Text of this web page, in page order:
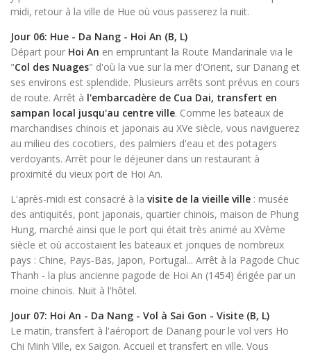
midi, retour à la ville de Hue où vous passerez la nuit.
Jour 06: Hue - Da Nang - Hoi An (B, L)
Départ pour Hoi An en empruntant la Route Mandarinale via le
"Col des Nuages" d'où la vue sur la mer d'Orient, sur Danang et
ses environs est splendide. Plusieurs arrêts sont prévus en cours
de route. Arrêt à l'embarcadère de Cua Dai, transfert en
sampan local jusqu'au centre ville. Comme les bateaux de
marchandises chinois et japonais au XVe siècle, vous naviguerez
au milieu des cocotiers, des palmiers d'eau et des potagers
verdoyants. Arrêt pour le déjeuner dans un restaurant à
proximité du vieux port de Hoi An.
L'après-midi est consacré à la visite de la vieille ville : musée
des antiquités, pont japonais, quartier chinois, maison de Phung
Hung, marché ainsi que le port qui était très animé au XVème
siècle et où accostaient les bateaux et jonques de nombreux
pays : Chine, Pays-Bas, Japon, Portugal... Arrêt à la Pagode Chuc
Thanh - la plus ancienne pagode de Hoi An (1454) érigée par un
moine chinois. Nuit à l'hôtel.
Jour 07: Hoi An - Da Nang - Vol à Sai Gon - Visite (B, L)
Le matin, transfert à l'aéroport de Danang pour le vol vers Ho
Chi Minh Ville, ex Saigon. Accueil et transfert en ville. Vous